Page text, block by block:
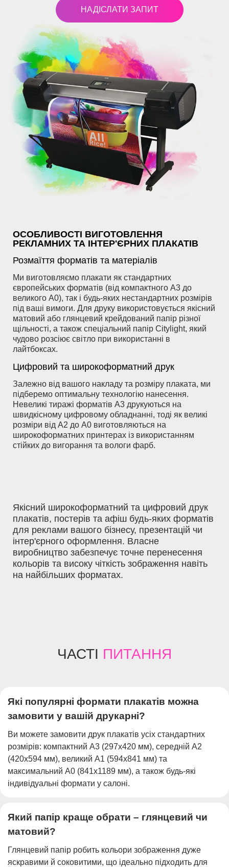
НАДІСЛАТИ ЗАПИТ
ОСОБЛИВОСТІ ВИГОТОВЛЕННЯ
РЕКЛАМНИХ ТА ІНТЕР'ЄРНИХ ПЛАКАТІВ
Розмаїття форматів та матеріалів
Ми виготовляємо плакати як стандартних
європейських форматів (від компактного А3 до
великого А0), так і будь-яких нестандартних розмірів
під ваші вимоги. Для друку використовується якісний
матовий або глянцевий крейдований папір різної
щільності, а також спеціальний папір Citylight, який
чудово розсіює світло при використанні в
лайтбоксах.
Цифровий та широкоформатний друк
Залежно від вашого накладу та розміру плаката, ми
підберемо оптимальну технологію нанесення.
Невеликі тиражі форматів А3 друкуються на
швидкісному цифровому обладнанні, тоді як великі
розміри від А2 до А0 виготовляються на
широкоформатних принтерах із використанням
стійких до вигорання та вологи фарб.
Якісний широкоформатний та цифровий друк
плакатів, постерів та афіш будь-яких форматів
для реклами вашого бізнесу, презентацій чи
інтер'єрного оформлення. Власне
виробництво забезпечує точне перенесення
кольорів та високу чіткість зображення навіть
на найбільших форматах.
ЧАСТІ ПИТАННЯ
Які популярні формати плакатів можна
замовити у вашій друкарні?
Ви можете замовити друк плакатів усіх стандартних
розмірів: компактний А3 (297х420 мм), середній А2
(420х594 мм), великий А1 (594х841 мм) та
максимальний А0 (841х1189 мм), а також будь-які
індивідуальні формати у салоні.
Який папір краще обрати – глянцевий чи
матовий?
Глянцевий папір робить кольори зображення дуже
яскравими й соковитими, що ідеально підходить для